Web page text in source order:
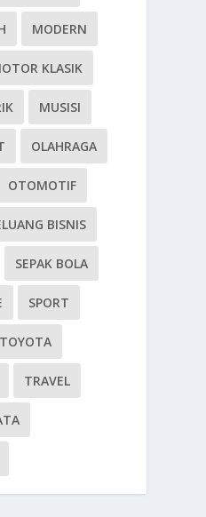
MODERN
KLASIK
MUSISI
OLAHRAGA
OTOMOTIF
BISNIS
SEPAK BOLA
SPORT
TOYOTA
TRAVEL